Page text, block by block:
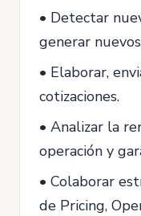
• Detectar
generar
• Elaborar,
cotizaciones.
• Analizar la
operación y
• Colaborar
de Pricing,